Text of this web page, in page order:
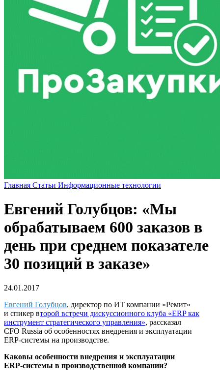
Главная Статьи Информационные технологии
Евгений Голубцов: «Мы
обрабатываем 600 заказов в
день при среднем показателе
30 позиций в заказе»
24.01.2017
Евгений Голубцов, директор по ИТ компании «Ремит»
и спикер второй встречи дискуссионного клуба «ERP как
инструмент стратегического управления», рассказал
CFO Russia об особенностях внедрения и эксплуатации
ERP-системы на производстве.
Каковы особенности внедрения и эксплуатации
ERP-системы в производственной компании?